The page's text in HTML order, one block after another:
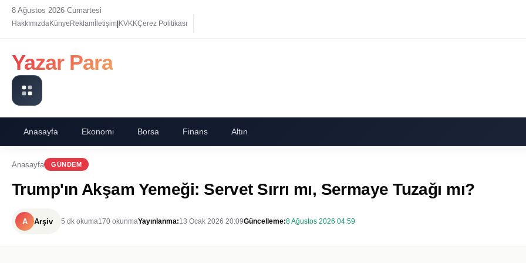
8 Ağustos 2026 Cumartesi
HakkımızdaKünye Reklam İletişim|KVKKÇerez Politikası
Yazar Para
Anasayfa Ekonomi Borsa Finans Altın
Anasayfa GÜNDEM
Trump'ın Akşam Yemeği: Servet Sırrı mı, Sermaye Tuzağı mı?
A Arşiv 5 dk okuma170 okunmaYayınlanma:13 Ocak 2026 20:09Güncelleme:8 Ağustos 2026 04:59